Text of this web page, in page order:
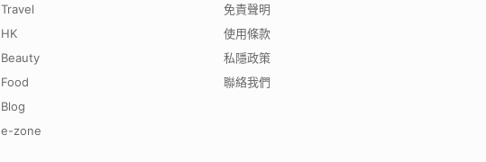
Travel
HK
Beauty
Food
Blog
e-zone
免責聲明
使用條款
私隱政策
聯絡我們